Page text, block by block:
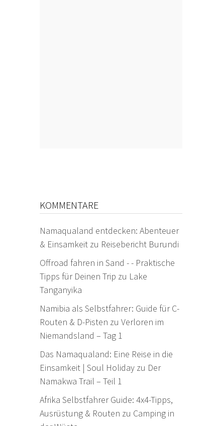
KOMMENTARE
Namaqualand entdecken: Abenteuer
& Einsamkeitzu Reisebericht Burundi
Offroad fahren in Sand - - Praktische
Tipps für Deinen Trip zu Lake
Tanganyika
Namibia als Selbstfahrer: Guide für C-
Routen & D-Pisten zu Verloren im
Niemandsland – Tag 1
Das Namaqualand: Eine Reise in die
Einsamkeit | Soul Holidayzu Der
Namakwa Trail – Teil 1
Afrika Selbstfahrer Guide: 4x4-Tipps,
Ausrüstung & Routen zu Camping in